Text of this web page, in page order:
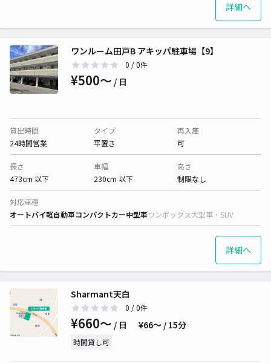
詳細へ
ワンルーム田戸B アキッパ駐車場【9】
0 / 0件
¥500〜 / 日
貸出時間
24時間営業
タイプ
平置き
再入庫
可
長さ
473cm 以下
車幅
230cm 以下
高さ
制限なし
対応車種
オートバイ軽自動車コンパクトカー中型車ワンボックス大型車・SUV
詳細へ
Sharmant天白
0 / 0件
¥660〜 / 日 ¥66〜 / 15分
時間貸し可